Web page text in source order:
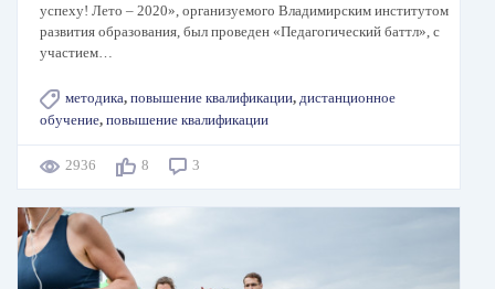
успеху! Лето – 2020», организуемого Владимирским институтом
развития образования, был проведен «Педагогический баттл», с
участием…
методика, повышение квалификации, дистанционное
обучение, повышение квалификации
2936 8 3